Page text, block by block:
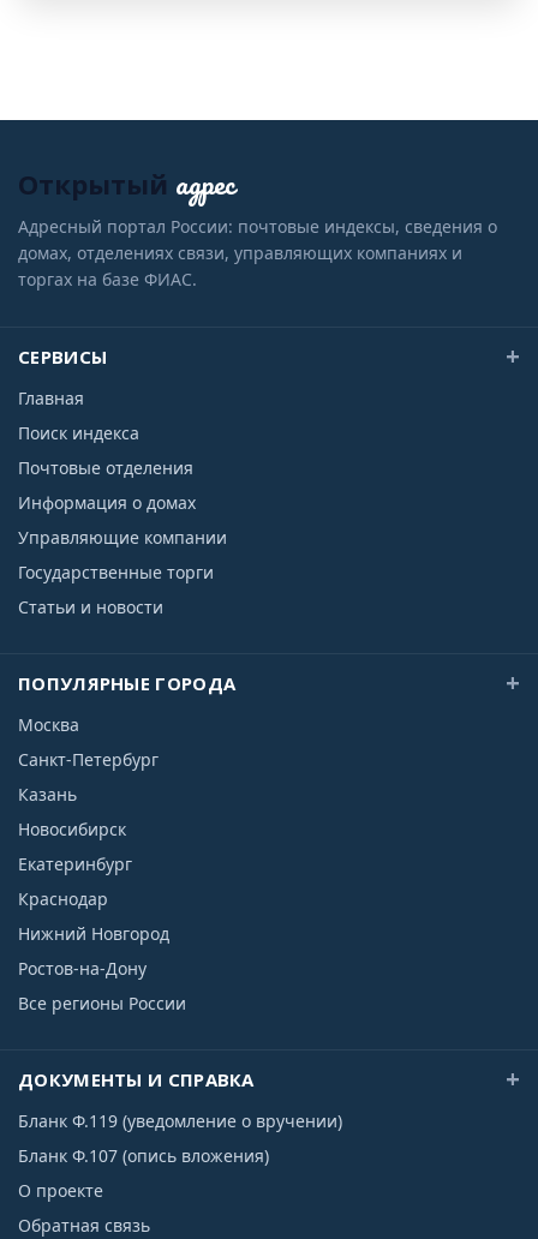
Открытый адрес
Адресный портал России: почтовые индексы, сведения о
домах, отделениях связи, управляющих компаниях и
торгах на базе ФИАС.
СЕРВИСЫ
Главная
Поиск индекса
Почтовые отделения
Информация о домах
Управляющие компании
Государственные торги
Статьи и новости
ПОПУЛЯРНЫЕ ГОРОДА
Москва
Санкт-Петербург
Казань
Новосибирск
Екатеринбург
Краснодар
Нижний Новгород
Ростов-на-Дону
Все регионы России
ДОКУМЕНТЫ И СПРАВКА
Бланк Ф.119 (уведомление о вручении)
Бланк Ф.107 (опись вложения)
О проекте
Обратная связь